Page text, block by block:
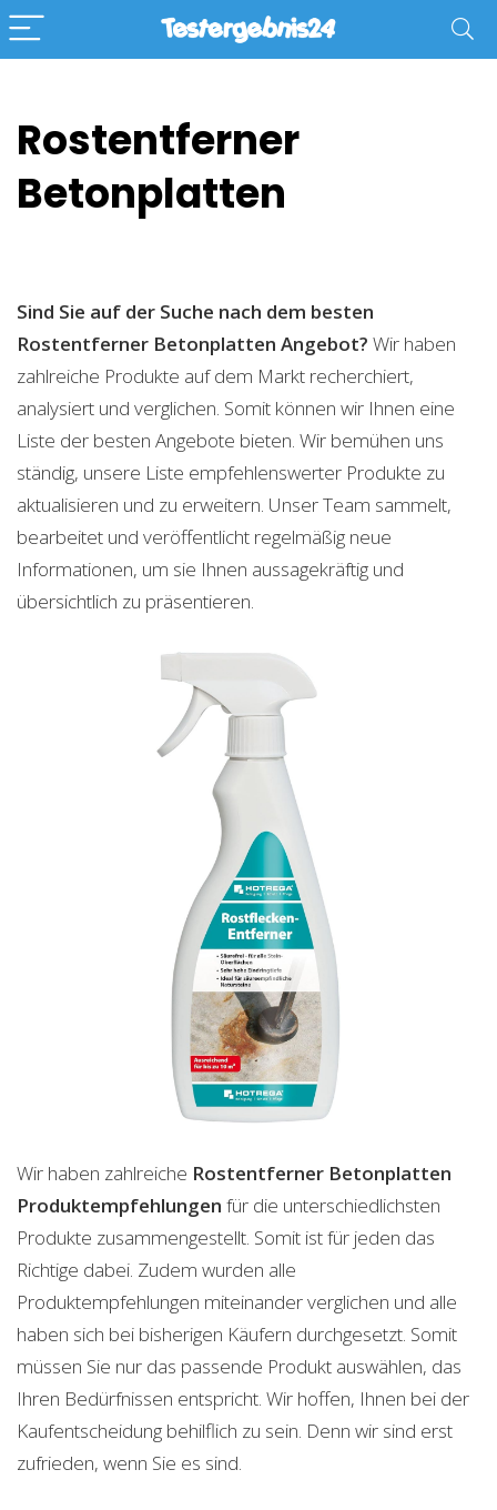
Rostentferner
Betonplatten
Sind Sie auf der Suche nach dem besten
Rostentferner Betonplatten Angebot? Wir haben
zahlreiche Produkte auf dem Markt recherchiert,
analysiert und verglichen. Somit können wir Ihnen eine
Liste der besten Angebote bieten. Wir bemühen uns
ständig, unsere Liste empfehlenswerter Produkte zu
aktualisieren und zu erweitern. Unser Team sammelt,
bearbeitet und veröffentlicht regelmäßig neue
Informationen, um sie Ihnen aussagekräftig und
übersichtlich zu präsentieren.
Wir haben zahlreiche Rostentferner Betonplatten
Produktempfehlungen für die unterschiedlichsten
Produkte zusammengestellt. Somit ist für jeden das
Richtige dabei. Zudem wurden alle
Produktempfehlungen miteinander verglichen und alle
haben sich bei bisherigen Käufern durchgesetzt. Somit
müssen Sie nur das passende Produkt auswählen, das
Ihren Bedürfnissen entspricht. Wir hoffen, Ihnen bei der
Kaufentscheidung behilflich zu sein. Denn wir sind erst
zufrieden, wenn Sie es sind.